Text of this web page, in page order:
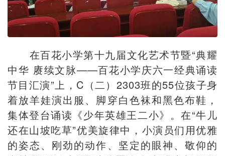
在百花小学第十九届文化艺术节暨“典耀
中华 赓续文脉——百花小学庆六一经典诵读
节目汇演”上，C（二）2303班的55位孩子身
着放羊娃演出服、脚穿白色袜和黑色布鞋，
集体登台诵读《少年英雄王二小》。在“牛儿
还在山坡吃草”优美旋律中，小演员们用优雅
的姿态、刚劲的动作、坚定的眼神、敬仰的